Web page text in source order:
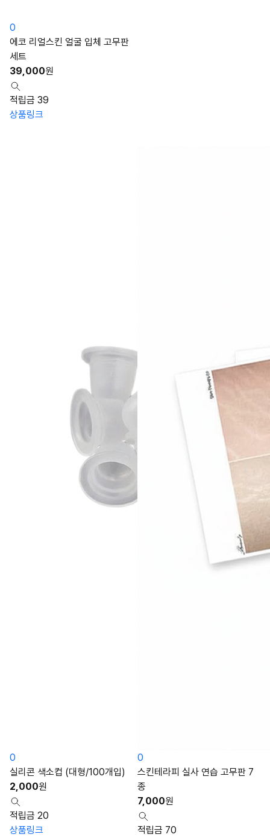
0
에코 리얼스킨 얼굴 입체 고무판
세트
39,000원
적립금 39
상품링크
0
실리콘 색소컵 (대형/100개입)
2,000원
적립금 20
상품링크
0
스킨테라피 실사 연습 고무판 7
종
7,000원
적립금 70